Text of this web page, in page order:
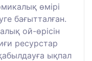
өмірі
бағытталған.
ой-өрісін
ресурстар
ықпал